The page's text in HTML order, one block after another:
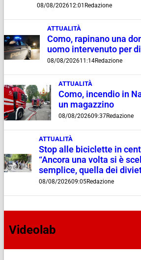
08/08/202612:01 Redazione
ATTUALITÀ
Como, rapinano una
uomo intervenuto per
08/08/202611:14Redazione
ATTUALITÀ
Como, incendio in
un magazzino
08/08/202609:37Redazione
ATTUALITÀ
Stop alle biciclette in
“Ancora una volta si è
semplice, quella dei
08/08/202609:05Redazione
Videolab